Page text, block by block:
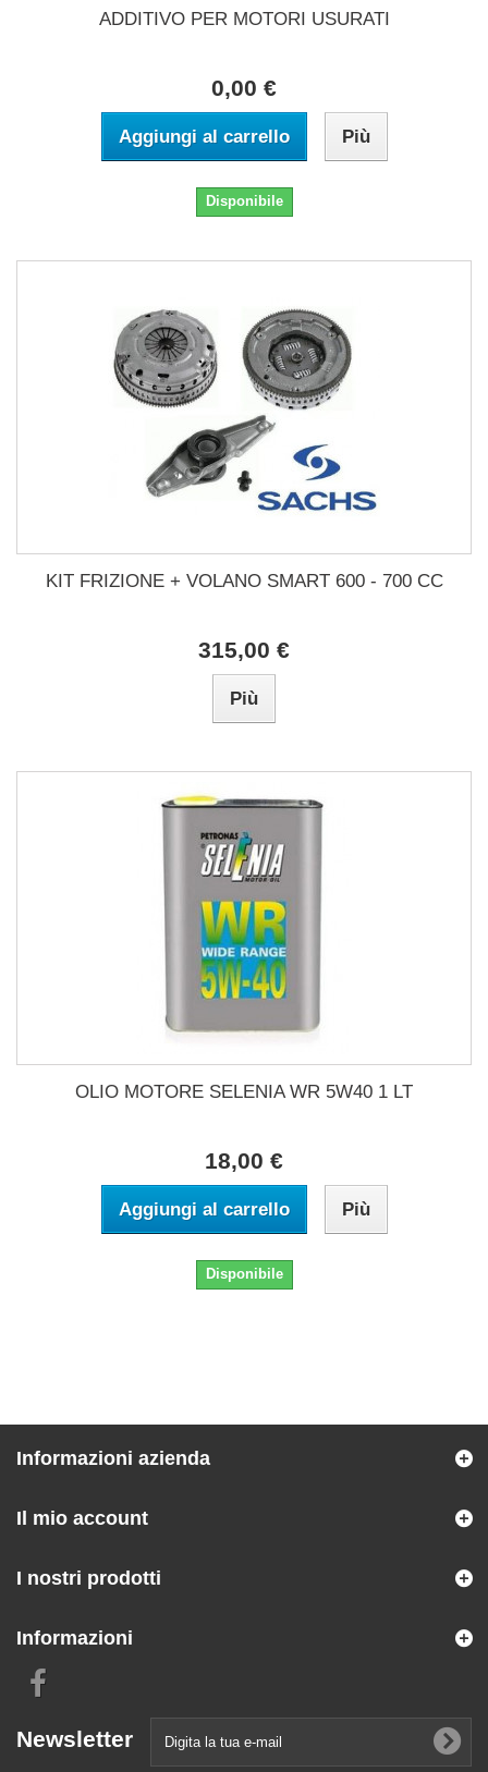
ADDITIVO PER MOTORI USURATI
0,00 €
Aggiungi al carrello Più
Disponibile
KIT FRIZIONE + VOLANO SMART 600 - 700 CC
315,00 €
Più
OLIO MOTORE SELENIA WR 5W40 1 LT
18,00 €
Aggiungi al carrello Più
Disponibile
Informazioni azienda
Il mio account
I nostri prodotti
Informazioni
Newsletter